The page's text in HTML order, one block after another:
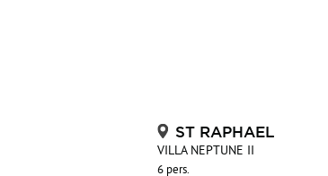
ST RAPHAEL
VILLA NEPTUNE II
6 pers.